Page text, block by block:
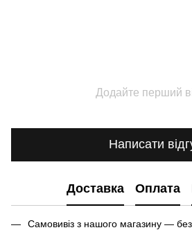
Додайте перший
Написати
Доставка Оплата
Самовивіз з нашого магазину —